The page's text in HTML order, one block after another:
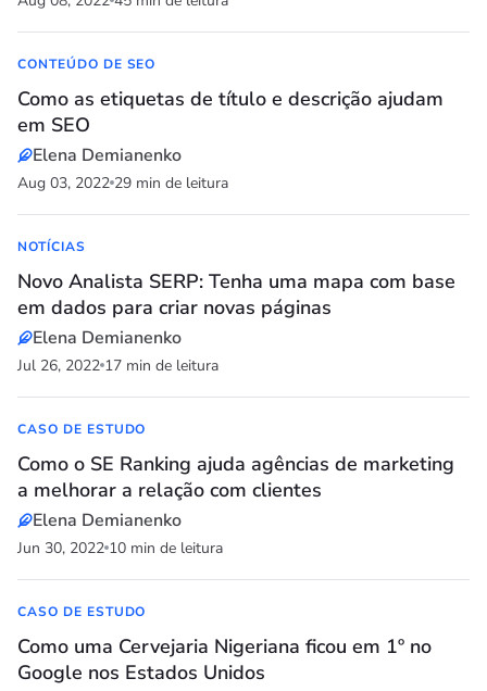
CONTEÚDO DE SEO
Como as etiquetas de título e descrição ajudam
em SEO
Elena Demianenko
Aug 03, 2022 29 min de leitura
NOTÍCIAS
Novo Analista SERP: Tenha uma mapa com base
em dados para criar novas páginas
Elena Demianenko
Jul 26, 2022 17 min de leitura
CASO DE ESTUDO
Como o SE Ranking ajuda agências de marketing
a melhorar a relação com clientes
Elena Demianenko
Jun 30, 2022 10 min de leitura
CASO DE ESTUDO
Como uma Cervejaria Nigeriana ficou em 1º no
Google nos Estados Unidos